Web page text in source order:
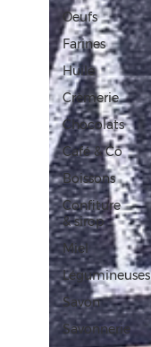
Oeufs
Farines
Huile
Crèmerie
Chocolats
Café & Co
Boissons
Confiture
& sirop
Miel
Légumineuses
Savon
Savonnerie